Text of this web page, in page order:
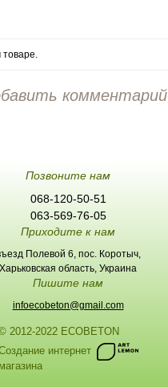
товаре.
комментарий
Позвоните нам
068-120-50-51
063-569-76-05
Приходите к нам
Полевой 6, пос. Коротыч,
Харьковская область, Украина
Пишите нам
infoecobeton@gmail.com
2012-2022 ECOBETON
интернет
магазина